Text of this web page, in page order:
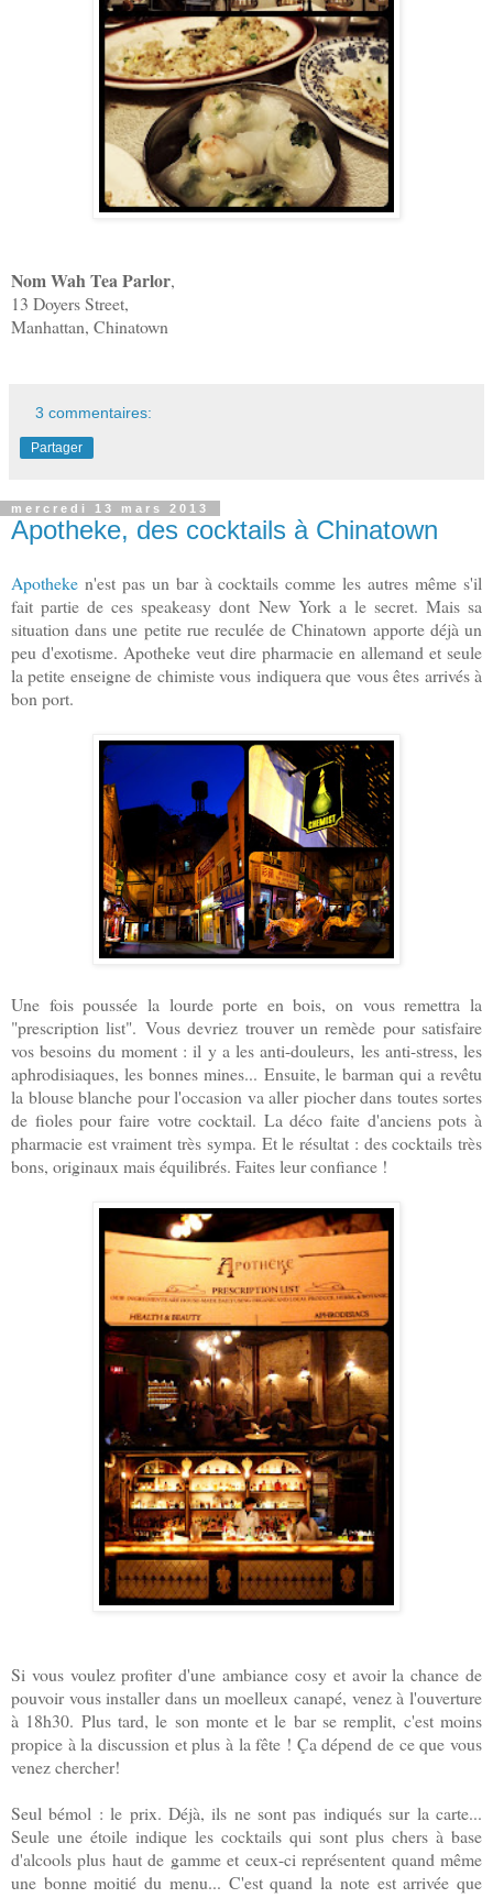
Nom Wah Tea Parlor,
13 Doyers Street,
Manhattan, Chinatown
3 commentaires:
Partager
mercredi 13 mars 2013
Apotheke, des cocktails à Chinatown
Apotheke n'est pas un bar à cocktails comme les autres même s'il
fait partie de ces speakeasy dont New York a le secret. Mais sa
situation dans une petite rue reculée de Chinatown apporte déjà un
peu d'exotisme. Apotheke veut dire pharmacie en allemand et seule
la petite enseigne de chimiste vous indiquera que vous êtes arrivés à
bon port.
Une fois poussée la lourde porte en bois, on vous remettra la
"prescription list". Vous devriez trouver un remède pour satisfaire
vos besoins du moment : il y a les anti-douleurs, les anti-stress, les
aphrodisiaques, les bonnes mines... Ensuite, le barman qui a revêtu
la blouse blanche pour l'occasion va aller piocher dans toutes sortes
de fioles pour faire votre cocktail. La déco faite d'anciens pots à
pharmacie est vraiment très sympa. Et le résultat : des cocktails très
bons, originaux mais équilibrés. Faites leur confiance !
Si vous voulez profiter d'une ambiance cosy et avoir la chance de
pouvoir vous installer dans un moelleux canapé, venez à l'ouverture
à 18h30. Plus tard, le son monte et le bar se remplit, c'est moins
propice à la discussion et plus à la fête ! Ça dépend de ce que vous
venez chercher!
Seul bémol : le prix. Déjà, ils ne sont pas indiqués sur la carte...
Seule une étoile indique les cocktails qui sont plus chers à base
d'alcools plus haut de gamme et ceux-ci représentent quand même
une bonne moitié du menu... C'est quand la note est arrivée que